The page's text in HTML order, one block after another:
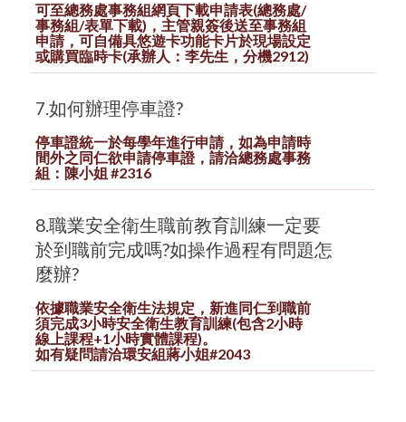
可至總務處事務組網頁下載申請表(總務處/
事務組/表單下載)，主管親簽後送至事務組
申請，可自備具悠遊卡功能卡片於現場設定
或購買臨時卡(承辦人：李先生，分機2912)
7.如何辦理停車證?
停車證統一於每學年進行申請，如為申請時
間外之同仁欲申請停車證，請洽總務處事務
組：陳小姐 #2316
8.職業安全衛生職前教育訓練一定要
於到職前完成嗎?如操作過程有問題怎
麼辦?
依據職業安全衛生法規定，新進同仁到職前
須完成3小時安全衛生教育訓練(包含2小時
線上課程+1小時實體課程)。
如有疑問請洽環安組蔣小姐#2043